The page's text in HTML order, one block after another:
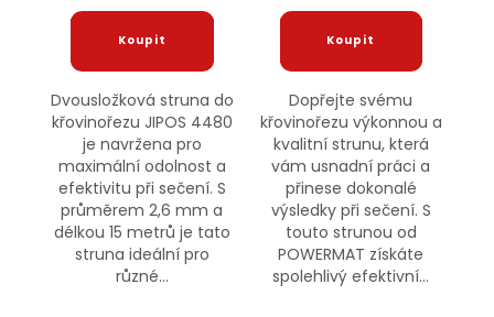
Dvousložková struna do
křovinořezu JIPOS 4480
je navržena pro
maximální odolnost a
efektivitu při sečení. S
průměrem 2,6 mm a
délkou 15 metrů je tato
struna ideální pro
různé...
Dopřejte svému
křovinořezu výkonnou a
kvalitní strunu, která
vám usnadní práci a
přinese dokonalé
výsledky při sečení. S
touto strunou od
POWERMAT získáte
spolehlivý efektivní...